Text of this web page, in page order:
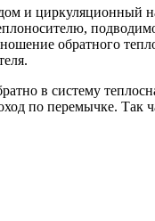
и
обратного
в систему
по перемычке.